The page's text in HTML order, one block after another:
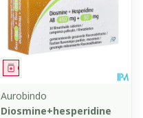
Geneesmiddel
Aurobindo
Diosmine+hesperidine